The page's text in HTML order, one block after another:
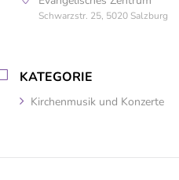
Schwarzstr. 25, 5020 Salzburg
KATEGORIE
Kirchenmusik und Konzerte